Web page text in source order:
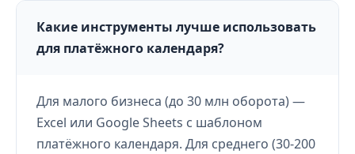
Какие инструменты лучше использовать
для платёжного календаря?
Для малого бизнеса (до 30 млн оборота) —
Excel или Google Sheets с шаблоном
платёжного календаря. Для среднего (30-200